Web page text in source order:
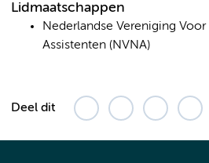
Lidmaatschappen
Nederlandse Vereniging
Assistenten (NVNA)
Deel dit